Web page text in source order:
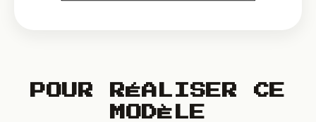
POUR RÉALISER CE
MODÈLE